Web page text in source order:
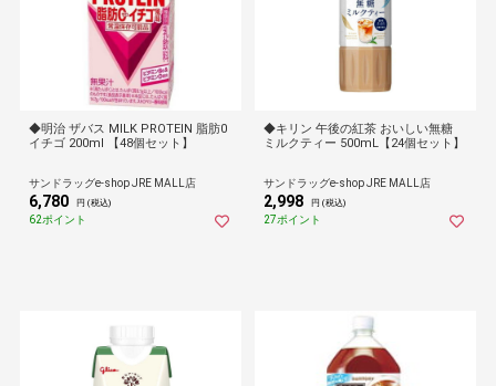
◆明治 ザバス MILK PROTEIN 脂肪0
イチゴ 200ml 【48個セット】
サンドラッグe-shop JRE MALL店
6,780 円 (税込)
62ポイント
◆キリン 午後の紅茶 おいしい無糖
ミルクティー 500mL【24個セット】
サンドラッグe-shop JRE MALL店
2,998 円 (税込)
27ポイント